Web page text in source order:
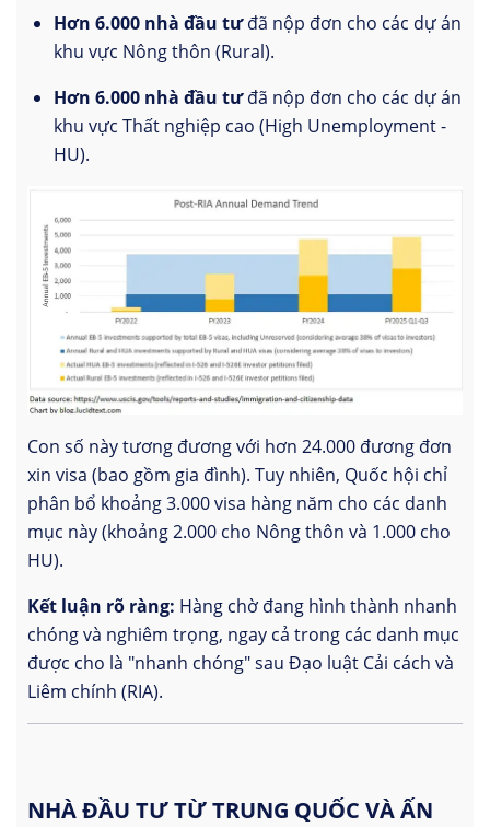
Hơn 6.000 nhà đầu tưđã nộp đơn cho các dự án
khu vực Nông thôn (Rural).
Hơn 6.000 nhà đầu tưđã nộp đơn cho các dự án
khu vực Thất nghiệp cao (High Unemployment -
HU).
Con số này tương đương với hơn 24.000 đương đơn
xin visa (bao gồm gia đình). Tuy nhiên, Quốc hội chỉ
phân bổ khoảng 3.000 visa hàng năm cho các danh
mục này (khoảng 2.000 cho Nông thôn và 1.000 cho
HU).
Kết luận rõ ràng: Hàng chờ đang hình thành nhanh
chóng và nghiêm trọng, ngay cả trong các danh mục
được cho là "nhanh chóng" sau Đạo luật Cải cách và
Liêm chính (RIA).
NHÀ ĐẦU TƯ TỪ TRUNG QUỐC VÀ ẤN